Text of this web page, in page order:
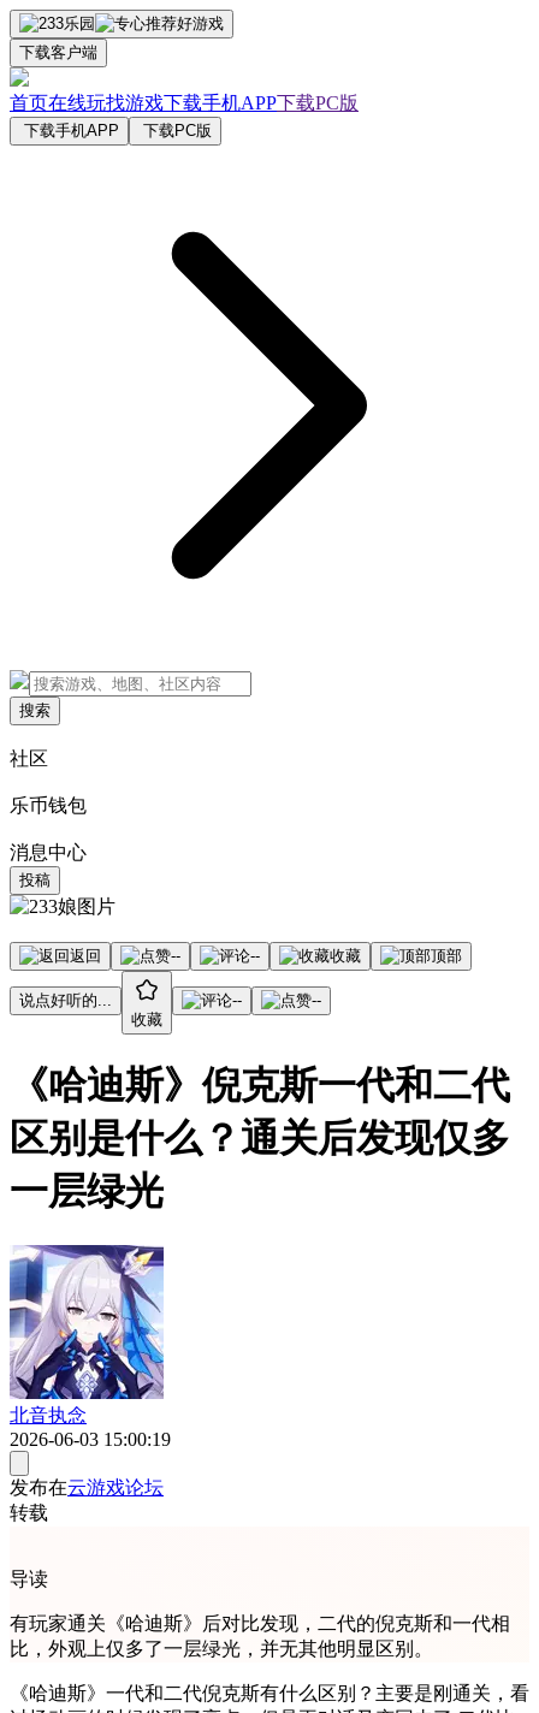
下载客户端
首页在线玩找游戏下载手机APP下载PC版
下载手机APP 下载PC版
搜索
社区
乐币钱包
消息中心
投稿
返回 -- -- 收藏 顶部
说点好听的...
收藏
-- --
《哈迪斯》倪克斯一代和二代
区别是什么？通关后发现仅多
一层绿光
北音执念
2026-06-03 15:00:19
发布在云游戏论坛
转载
导读
有玩家通关《哈迪斯》后对比发现，二代的倪克斯和一代相
比，外观上仅多了一层绿光，并无其他明显区别。
《哈迪斯》一代和二代倪克斯有什么区别？主要是刚通关，看